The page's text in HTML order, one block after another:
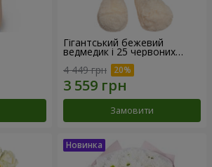
Гігантський бежевий
ведмедик і 25 червоних
троянд
4 449 грн
Замовити